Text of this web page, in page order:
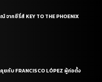
ากซีรี่ส์ KEY TO THE PHOENIX
กับ FRANCISCO LÓPEZ ผู้ก่อตั้ง